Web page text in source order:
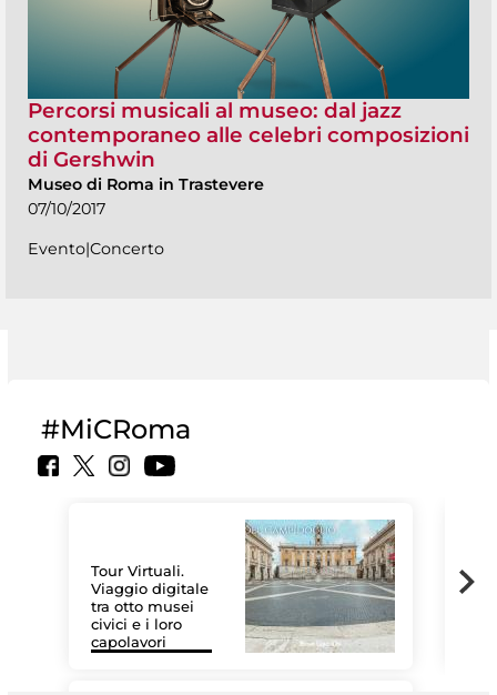
Percorsi musicali al museo: dal jazz
contemporaneo alle celebri composizioni
di Gershwin
Museo di Roma in Trastevere
07/10/2017
Evento|Concerto
#MiCRoma
Tour Virtuali.
Viaggio digitale
tra otto musei
civici e i loro
capolavori